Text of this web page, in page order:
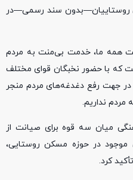
سند رسمی—در
همه ما، خدمت بی‌منت به مردم
که با حضور نخبگان قوای مختلف
در جهت رفع دغدغه‌های مردم منجر
مردم نداریم.
میان سه قوه برای صیانت از
موجود در حوزه مسکن روستایی،
کرد.